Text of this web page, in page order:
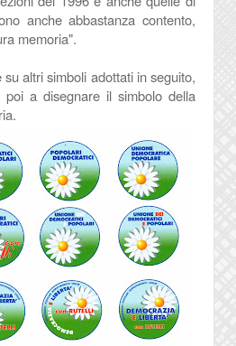
anche abbastanza contento,
memoria".
altri simboli adottati in seguito,
a disegnare il simbolo della